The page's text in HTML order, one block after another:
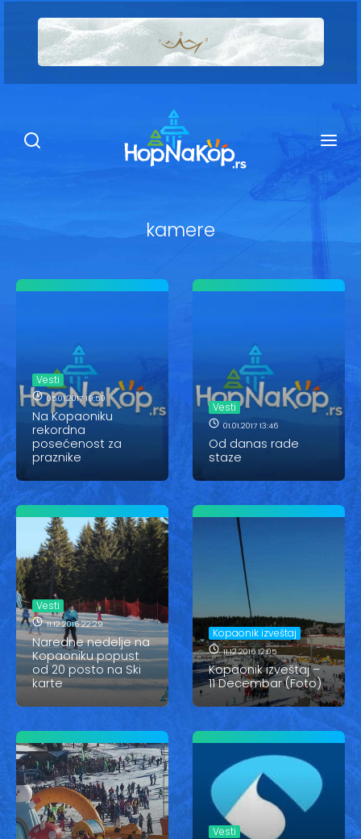
Ugostiteljstvo
Kop Info
Ski škole
Oglasi
Galerija
Copyright© 2020
HopNaKop
kamere
Vesti
05.01.2017 19:59
Na Kopaoniku
rekordna
posećenost za
praznike
Vesti
01.01.2017 13:46
Od danas rade
staze
Vesti
11.12.2016 22:29
Naredne nedelje na
Kopaoniku popust
od 20 posto na Ski
karte
Kopaonik izveštaj
11.12.2016 12:05
Kopaonik izveštaj –
11 Decembar (Foto)
Vesti